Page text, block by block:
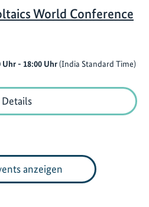
z
World Conference
Uhr- 18:00 Uhr(India Standard Time)
DetailsAgriVoltaics
World
anzeigen